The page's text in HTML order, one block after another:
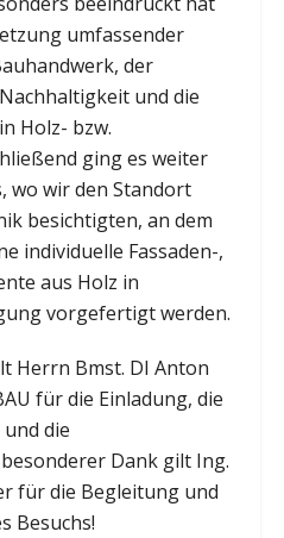
umfassender
der
und die
Holz- bzw.
ging es weiter
wo wir den Standort
besichtigten, an dem
individuelle Fassaden-,
aus Holz in
vorgefertigt werden.
Herrn Bmst. DI Anton
für die Einladung, die
die
Dank gilt Ing.
für die Begleitung und
Besuchs!